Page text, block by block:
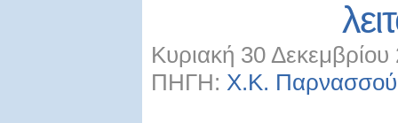
Κυριακή 30
ΠΗΓΗ: Χ.Κ. Παρνασσού